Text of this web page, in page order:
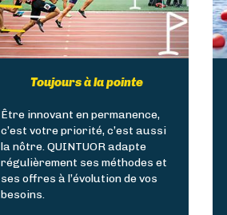
Toujours à la pointe
Être innovant en permanence,
c’est votre priorité, c’est aussi
la nôtre. QUINTUOR adapte
régulièrement ses méthodes et
ses offres à l’évolution de vos
besoins.